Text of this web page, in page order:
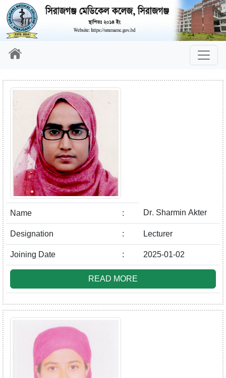
Name : Dr. Sharmin Akter
Designation : Lecturer
Joining Date : 2025-01-02
READ MORE